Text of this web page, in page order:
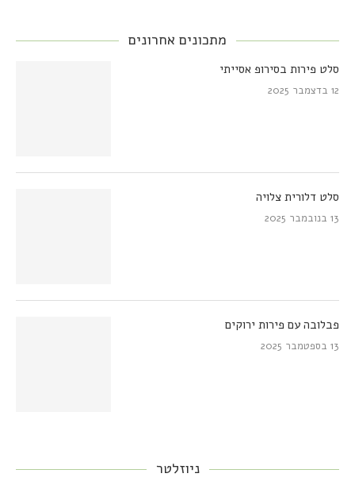
מתכונים אחרונים
סלט פירות בסירופ אסייתי
12 בדצמבר 2025
סלט דלורית צלויה
13 בנובמבר 2025
פבלובה עם פירות ירוקים
13 בספטמבר 2025
ניוזלטר